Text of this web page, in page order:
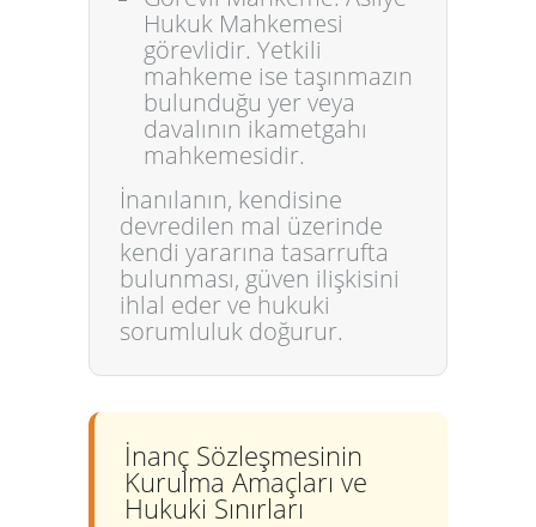
Hukuk Mahkemesi
görevlidir. Yetkili
mahkeme ise taşınmazın
bulunduğu yer veya
davalının ikametgahı
mahkemesidir.
İnanılanın, kendisine
devredilen mal üzerinde
kendi yararına tasarrufta
bulunması, güven ilişkisini
ihlal eder ve hukuki
sorumluluk doğurur.
İnanç Sözleşmesinin
Kurulma Amaçları ve
Hukuki Sınırları